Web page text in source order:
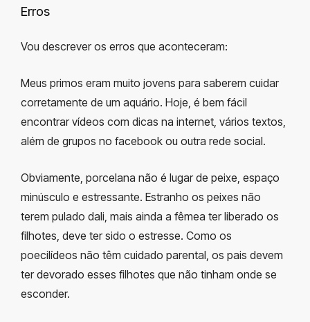
Erros
Vou descrever os erros que aconteceram:
Meus primos eram muito jovens para saberem cuidar
corretamente de um aquário. Hoje, é bem fácil
encontrar vídeos com dicas na internet, vários textos,
além de grupos no facebook ou outra rede social.
Obviamente, porcelana não é lugar de peixe, espaço
minúsculo e estressante. Estranho os peixes não
terem pulado dali, mais ainda a fêmea ter liberado os
filhotes, deve ter sido o estresse. Como os
poecilídeos não têm cuidado parental, os pais devem
ter devorado esses filhotes que não tinham onde se
esconder.